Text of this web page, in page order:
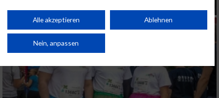
Performance von Inhalten. Analyse von Zielgruppen durch Statistiken oder
Kombinationen von Daten aus verschiedenen Quellen. Entwicklung und
von Inhalten.
Daten können außerhalb der Europäischen Union weitergegeben und in die
Website/App.
Partnerliste anzeigen (1 IAB-Anbieter)
Alle akzeptieren Ablehnen
Nein, anpassen